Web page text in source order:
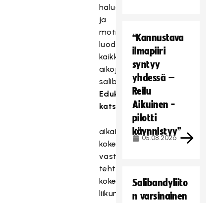
halua
ja
motivaatiota
luoda
kaikkien
aikojen
salibandytapahtumat.
Eduksi
katsomme:
aikaisemman
kokemuksen
vastaavista
tehtävistä,
kokemuksen
liikunnan
“Kannustava
ilmapiiri
syntyy
yhdessä –
Reilu
Aikuinen -
pilotti
käynnistyy”
05.08.2026
Salibandyliito
n varsinainen